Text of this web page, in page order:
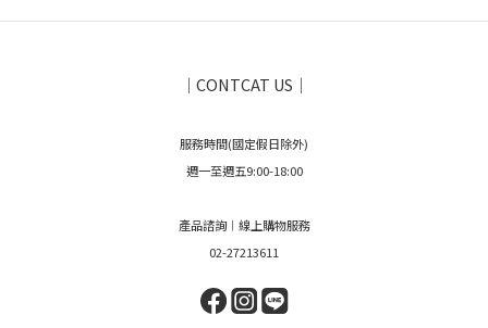
｜CONTCAT US｜
服務時間(國定假日除外)
週一至週五9:00-18:00
產品諮詢︱線上購物服務
02-27213611